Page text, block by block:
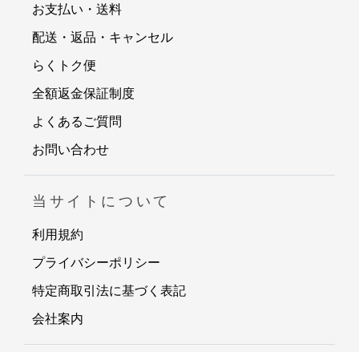
お支払い・送料
配送・返品・キャンセル
らくトク便
全額返金保証制度
よくあるご質問
お問い合わせ
当サイトについて
利用規約
プライバシーポリシー
特定商取引法に基づく表記
会社案内